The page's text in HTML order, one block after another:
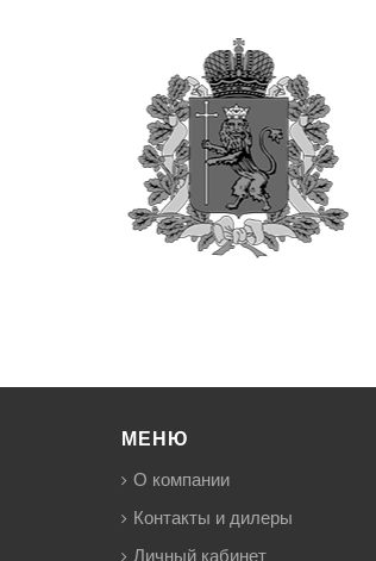
МЕНЮ
О компании
Контакты и дилеры